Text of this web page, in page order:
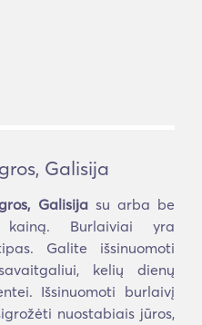
Galisija
Galisijasu arba be
Burlaiviai yra
Galite išsinuomoti
kelių dienų
Išsinuomoti burlaivį
nuostabiais jūros,